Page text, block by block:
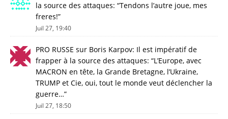
la source des attaques: “Tendons l’autre joue, mes
freres!”
Juil 27, 19:40
PRO RUSSE sur Boris Karpov: Il est impératif de
frapper à la source des attaques: “L’Europe, avec
MACRON en tête, la Grande Bretagne, l’Ukraine,
TRUMP et Cie, oui, tout le monde veut déclencher la
guerre…”
Juil 27, 18:50